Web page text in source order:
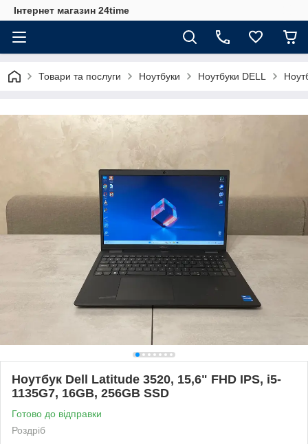
Інтернет магазин 24time
Товари та послуги Ноутбуки Ноутбуки DELL
Ноутбук Dell Latitude 3520, 15,6" FHD IPS, i5-
1135G7, 16GB, 256GB SSD
Готово до відправки
Роздріб